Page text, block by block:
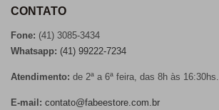
CONTATO
Fone: (41) 3085-3434
Whatsapp: (41) 99222-7234
Atendimento: de 2ª a 6ª feira, das 8h às 16:30hs.
E-mail: contato@fabeestore.com.br